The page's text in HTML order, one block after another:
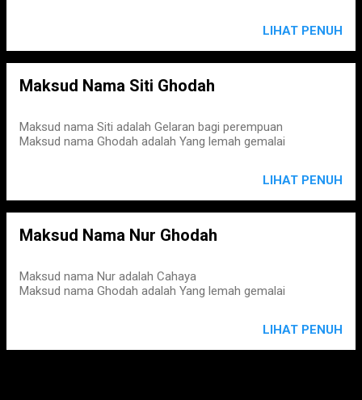
LIHAT PENUH
Maksud Nama Siti Ghodah
Maksud nama Siti adalah Gelaran bagi perempuan
Maksud nama Ghodah adalah Yang lemah gemalai
LIHAT PENUH
Maksud Nama Nur Ghodah
Maksud nama Nur adalah Cahaya
Maksud nama Ghodah adalah Yang lemah gemalai
LIHAT PENUH